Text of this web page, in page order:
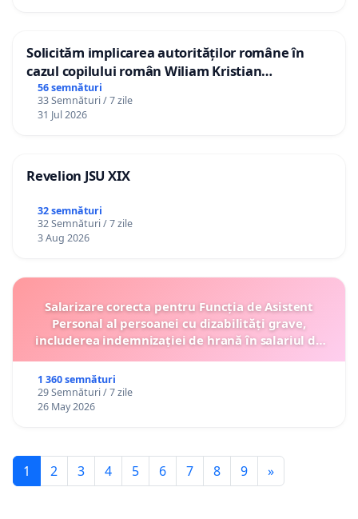
Solicităm implicarea autorităților române în
cazul copilului român Wiliam Kristian
Gheorghe, aflat în plasament în Danemarca de
12 ani
56 semnături
33 Semnături / 7 zile
31 Jul 2026
Revelion JSU XIX
32 semnături
32 Semnături / 7 zile
3 Aug 2026
Salarizare corecta pentru Funcția de Asistent
Personal al persoanei cu dizabilități grave,
includerea indemnizației de hrană în salariul de
1 360 semnături
29 Semnături / 7 zile
26 May 2026
1 2 3 4 5 6 7 8 9 »